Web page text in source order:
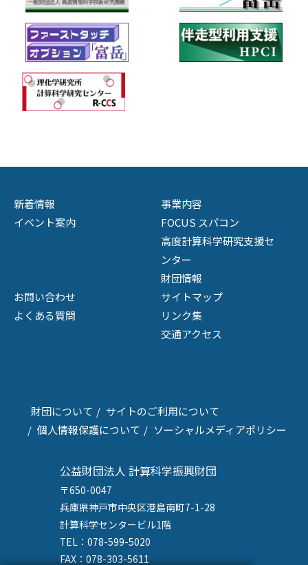
新着情報
イベント案内
事業内容
FOCUS スパコン
高度計算科学研究支援セ
ンター
財団情報
お問い合わせ
よくある質問
サイトマップ
リンク集
交通アクセス
公益財団法人 計算科学振興財団
〒650-0047
兵庫県神戸市中央区港島南町7-1-28
計算科学センタービル1階
TEL：078-599-5020
FAX：078-303-5611
財団について
サイトのご利用について
個人情報保護について
ソーシャルメディアポリシー